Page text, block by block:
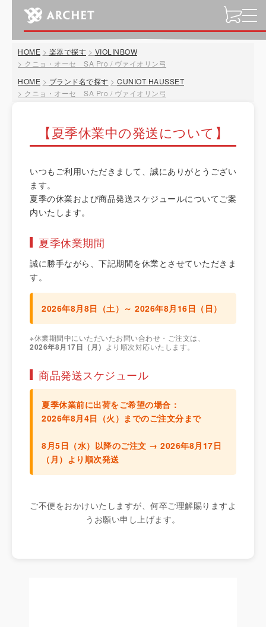
t
o
g
HOME 楽器で探す
VIOLINBOW
クニョ・オーセ SA Pro / ヴァイオリン弓
HOME
ブランド名で探す
CUNIOT HAUSSET
クニョ・オーセ SA Pro / ヴァイオリン弓
【夏季休業中の発送について】
いつもご利用いただきまして、誠にありがとうござい
ます。
夏季の休業および商品発送スケジュールについてご案
内いたします。
夏季休業期間
誠に勝手ながら、下記期間を休業とさせていただきま
す。
2026年8月8日（土）～ 2026年8月16日（日）
※休業期間中にいただいたお問い合わせ・ご注文は、
2026年8月17日（月） より順次対応いたします。
商品発送スケジュール
夏季休業前に出荷をご希望の場合：
2026年8月4日（火）までのご注文分まで
8月5日（水）以降のご注文 → 2026年8月17日
（月）より順次発送
ご不便をおかけいたしますが、何卒ご理解賜りますよ
うお願い申し上げます。